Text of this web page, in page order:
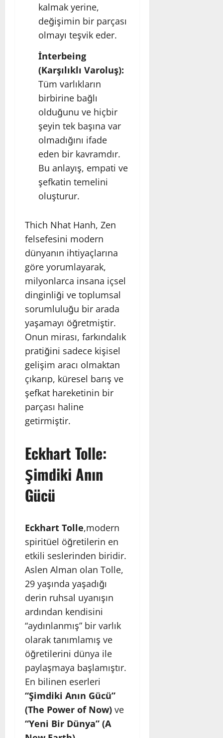
kalmak yerine,
değişimin bir parçası
olmayı teşvik eder.
İnterbeing
(Karşılıklı Varoluş):
Tüm varlıkların
birbirine bağlı
olduğunu ve hiçbir
şeyin tek başına var
olmadığını ifade
eden bir kavramdır.
Bu anlayış, empati ve
şefkatin temelini
oluşturur.
Thich Nhat Hanh, Zen
felsefesini modern
dünyanın ihtiyaçlarına
göre yorumlayarak,
milyonlarca insana içsel
dinginliği ve toplumsal
sorumluluğu bir arada
yaşamayı öğretmiştir.
Onun mirası, farkındalık
pratiğini sadece kişisel
gelişim aracı olmaktan
çıkarıp, küresel barış ve
şefkat hareketinin bir
parçası haline
getirmiştir.
Eckhart Tolle:
Şimdiki Anın
Gücü
Eckhart Tolle,modern
spiritüel öğretilerin en
etkili seslerinden biridir.
Aslen Alman olan Tolle,
29 yaşında yaşadığı
derin ruhsal uyanışın
ardından kendisini
“aydınlanmış” bir varlık
olarak tanımlamış ve
öğretilerini dünya ile
paylaşmaya başlamıştır.
En bilinen eserleri
“Şimdiki Anın Gücü”
(The Power of Now) ve
“Yeni Bir Dünya” (A